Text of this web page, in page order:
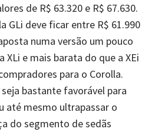
de R$ 63.320 e R$ 67.630.
GLi deve ficar entre R$ 61.990
numa versão um pouco
XLi e mais barata do que a XEi
para o Corolla.
bastante favorável para
até mesmo ultrapassar o
do segmento de sedãs